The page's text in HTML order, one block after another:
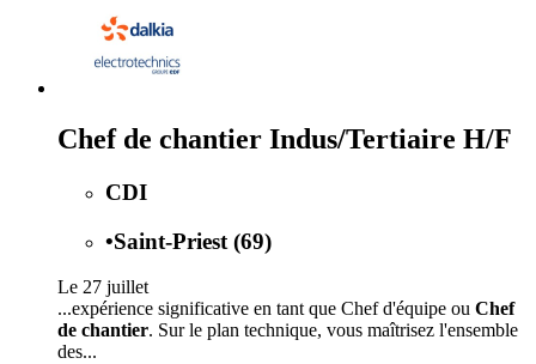
Chef de chantier Indus/Tertiaire H/F
CDI
•Saint-Priest (69)
Le 27 juillet
...expérience significative en tant que Chef d'équipe ou Chef
de chantier. Sur le plan technique, vous maîtrisez l'ensemble
des...